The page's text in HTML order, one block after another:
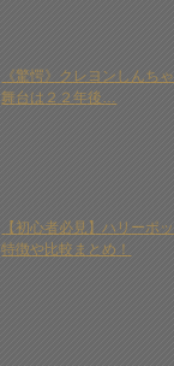
《驚愕》クレヨンしんち
舞台は２２年後…
【初心者必見】ハリーポ
特徴や比較まとめ！